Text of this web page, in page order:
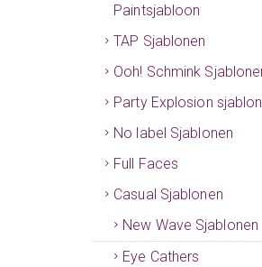
Paintsjabloon
TAP Sjablonen
Ooh! Schmink
Party Explosion
No label Sjablonen
Full Faces
Casual Sjablonen
New Wave Sjablonen
Eye Cathers